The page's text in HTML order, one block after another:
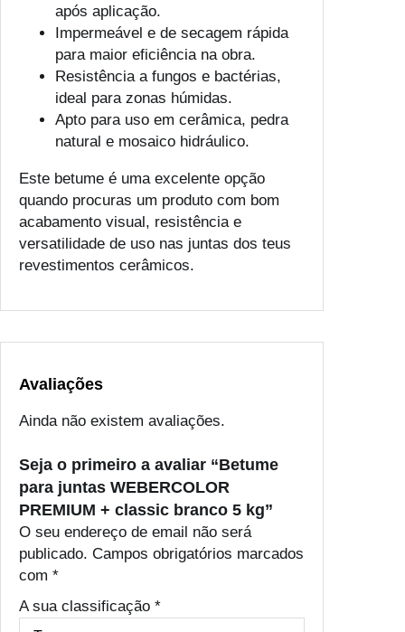
após aplicação.
Impermeável e de secagem rápida
para maior eficiência na obra.
Resistência a fungos e bactérias,
ideal para zonas húmidas.
Apto para uso em cerâmica, pedra
natural e mosaico hidráulico.
Este betume é uma excelente opção
quando procuras um produto com bom
acabamento visual, resistência e
versatilidade de uso nas juntas dos teus
revestimentos cerâmicos.
Avaliações
Ainda não existem avaliações.
Seja o primeiro a avaliar “Betume
para juntas WEBERCOLOR
PREMIUM + classic branco 5 kg”
O seu endereço de email não será
publicado. Campos obrigatórios marcados
com *
A sua classificação *